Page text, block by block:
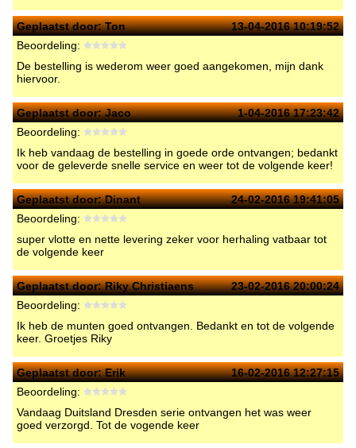
Geplaatst door:Ton
13-04-2016 10:19:52
Beoordeling:
De bestelling is wederom weer goed aangekomen, mijn dank
hiervoor.
Geplaatst door:Jaco
1-04-2016 17:23:42
Beoordeling:
Ik heb vandaag de bestelling in goede orde ontvangen; bedankt
voor de geleverde snelle service en weer tot de volgende keer!
Geplaatst door:Dinant
24-02-2016 19:41:05
Beoordeling:
super vlotte en nette levering zeker voor herhaling vatbaar tot
de volgende keer
Geplaatst door:Riky Christiaens
23-02-2016 20:00:24
Beoordeling:
Ik heb de munten goed ontvangen. Bedankt en tot de volgende
keer. Groetjes Riky
Geplaatst door:Erik
16-02-2016 12:27:15
Beoordeling:
Vandaag Duitsland Dresden serie ontvangen het was weer
goed verzorgd. Tot de vogende keer